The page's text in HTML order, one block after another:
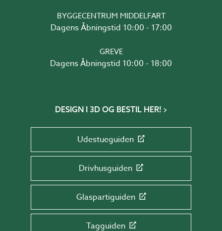
BYGGECENTRUM MIDDELFART
Dagens Åbningstid 10:00 - 17:00
GREVE
Dagens Åbningstid 10:00 - 18:00
DESIGN I 3D OG BESTIL HER!
Udestueguiden
Drivhusguiden
Glaspartiguiden
Tagguiden